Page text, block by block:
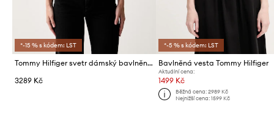
*-15 % s kódem: LST
Tommy Hilfiger svetr dámský bavlněný
3289 Kč
*-5 % s kódem: LST
Bavlněná vesta Tommy Hilfiger
Aktuální cena:
1499 Kč
Běžná cena: 2989 Kč
Nejnižší cena: 1599 Kč